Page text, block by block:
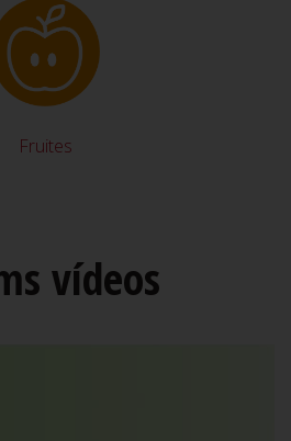
Fruites
vídeos